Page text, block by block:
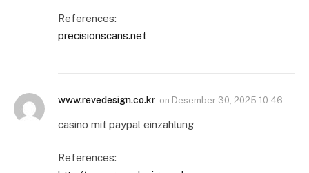
References:
precisionscans.net
www.revedesign.co.kr on Desember 30, 2025 10:46
casino mit paypal einzahlung
References: